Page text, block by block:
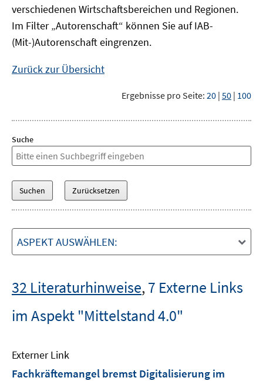
verschiedenen Wirtschaftsbereichen und Regionen.
Im Filter „Autorenschaft“ können Sie auf IAB-
(Mit-)Autorenschaft eingrenzen.
Zurück zur Übersicht
Ergebnisse pro Seite: 20 | 50 | 100
Suche
ASPEKT AUSWÄHLEN:
32 Literaturhinweise,7 Externe Links
im Aspekt "Mittelstand 4.0"
Externer Link
Fachkräftemangel bremst Digitalisierung im